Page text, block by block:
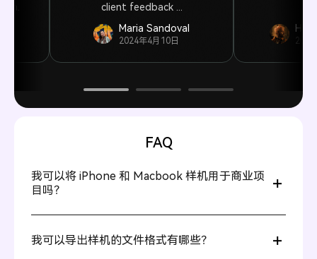
client feedback ...
Maria Sandoval
2024年4月10日
FAQ
我可以将 iPhone 和 Macbook 样机用于商业项
目吗？
我可以导出样机的文件格式有哪些？